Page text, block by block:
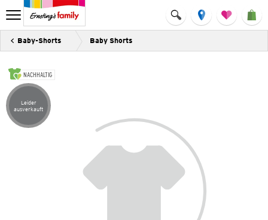
Baby-Shorts Baby Shorts
NACHHALTIG
Artikel leider ausverkauft
Leider
ausverkauft